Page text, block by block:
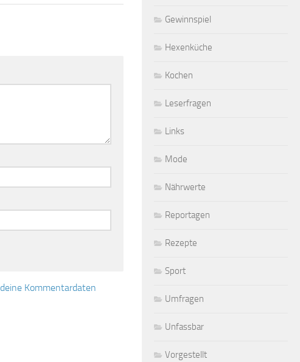
Kommentardaten
Gewinnspiel
Hexenküche
Kochen
Leserfragen
Links
Mode
Nährwerte
Reportagen
Rezepte
Sport
Umfragen
Unfassbar
Vorgestellt